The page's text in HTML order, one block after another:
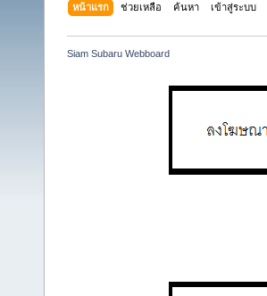
หน้าแรก ช่วยเหลือ ค้นหา เข้าสู่ระบบ
Siam Subaru Webboard